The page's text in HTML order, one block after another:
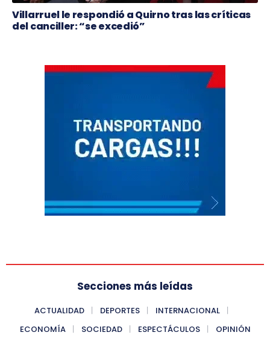
Villarruel le respondió a Quirno tras las críticas
del canciller: “se excedió”
Secciones más leídas
ACTUALIDAD DEPORTES
INTERNACIONAL
ECONOMÍA
SOCIEDAD ESPECTÁCULOS OPINIÓN